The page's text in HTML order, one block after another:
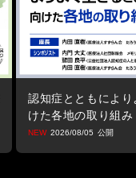
認知症とともによ
けた各地の取り組み
会合同企画）
2026/08/05